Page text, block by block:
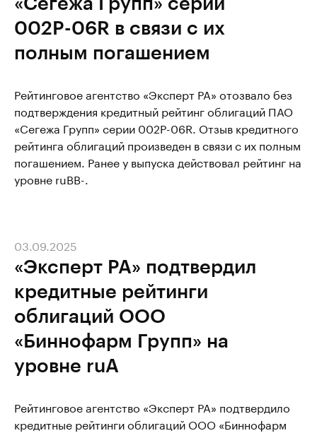
002P-06R в связи с их
полным погашением
Рейтинговое агентство «Эксперт РА» отозвало без
подтверждения кредитный рейтинг облигаций ПАО
«Сегежа Групп» серии 002P-06R. Отзыв кредитного
рейтинга облигаций произведен в связи с их полным
погашением. Ранее у выпуска действовал рейтинг на
уровне ruBB-.
«Эксперт РА» подтвердил
кредитные рейтинги
облигаций ООО
«Биннофарм Групп» на
уровне ruA
03.09.2025
Рейтинговое агентство «Эксперт РА» подтвердило
кредитные рейтинги облигаций ООО «Биннофарм